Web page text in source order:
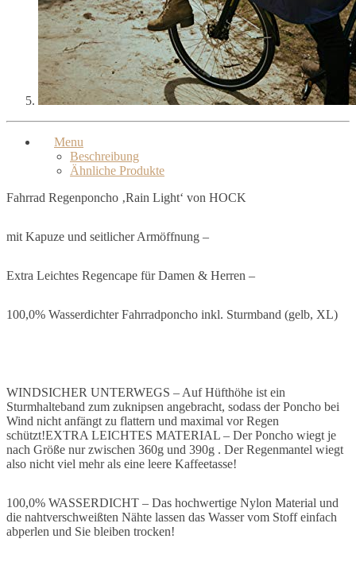
Menu
Beschreibung
Ähnliche Produkte
Fahrrad Regenponcho ‚Rain Light‘ von HOCK
mit Kapuze und seitlicher Armöffnung –
Extra Leichtes Regencape für Damen & Herren –
100,0% Wasserdichter Fahrradponcho inkl. Sturmband (gelb, XL)
WINDSICHER UNTERWEGS – Auf Hüfthöhe ist ein
Sturmhalteband zum zuknipsen angebracht, sodass der Poncho bei
Wind nicht anfängt zu flattern und maximal vor Regen
schützt!EXTRA LEICHTES MATERIAL – Der Poncho wiegt je
nach Größe nur zwischen 360g und 390g . Der Regenmantel wiegt
also nicht viel mehr als eine leere Kaffeetasse!
100,0% WASSERDICHT – Das hochwertige Nylon Material und
die nahtverschweißten Nähte lassen das Wasser vom Stoff einfach
abperlen und Sie bleiben trocken!